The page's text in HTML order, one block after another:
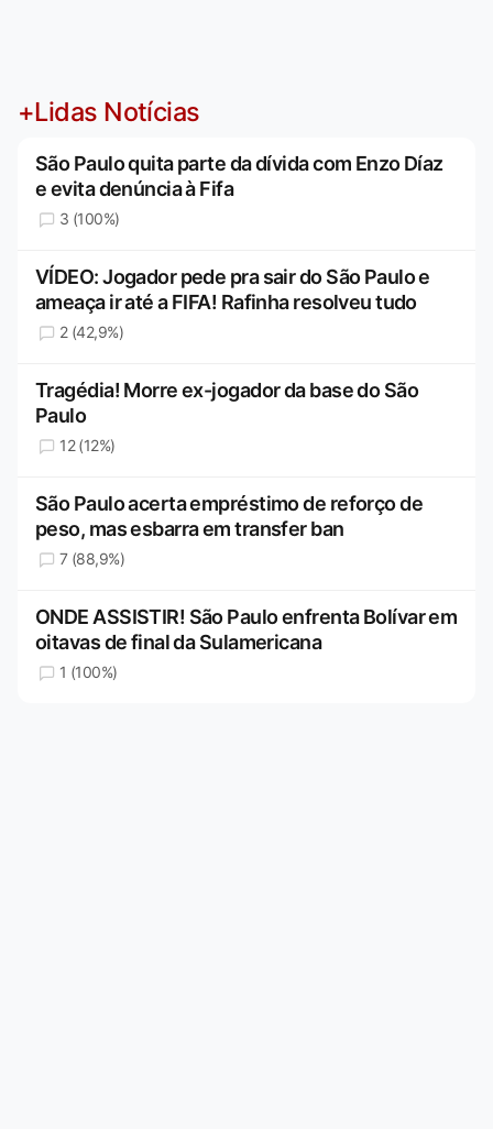
+Lidas Notícias
São Paulo quita parte da dívida com Enzo Díaz
e evita denúncia à Fifa
3 (100%)
VÍDEO: Jogador pede pra sair do São Paulo e
ameaça ir até a FIFA! Rafinha resolveu tudo
2 (42,9%)
Tragédia! Morre ex-jogador da base do São
Paulo
12 (12%)
São Paulo acerta empréstimo de reforço de
peso, mas esbarra em transfer ban
7 (88,9%)
ONDE ASSISTIR! São Paulo enfrenta Bolívar em
oitavas de final da Sulamericana
1 (100%)